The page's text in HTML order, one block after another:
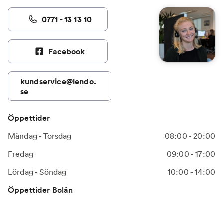
0771 - 13 13 10
Facebook
kundservice@lendo.
se
Öppettider
Måndag - Torsdag
08:00 - 20:00
Fredag
09:00 - 17:00
Lördag - Söndag
10:00 - 14:00
Öppettider Bolån